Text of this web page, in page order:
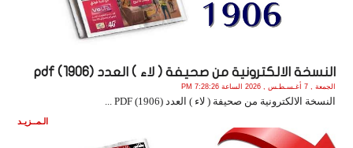
النسخة الالكترونية من صحيفة ( لاء ) العدد (1906) pdf
الجمعة , 7 أغـسـطـس , 2026 الساعة 7:28:26 PM
النسخة الالكترونية من صحيفة ( لاء ) العدد (1906) PDF ...
الـمــزيـد